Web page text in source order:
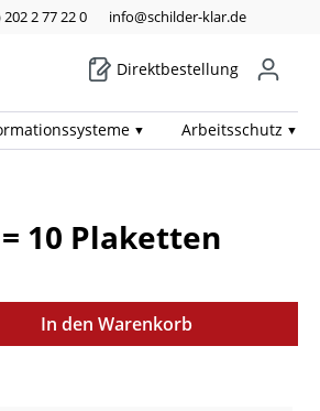
202 2 77 22 0 info@schilder-klar.de
Direktbestellung
Arbeits­schutz
10 Plaketten
In den Warenkorb